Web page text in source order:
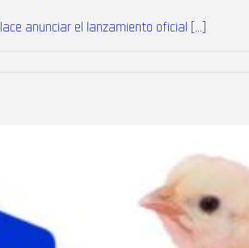
anunciar el lanzamiento oficial [...]